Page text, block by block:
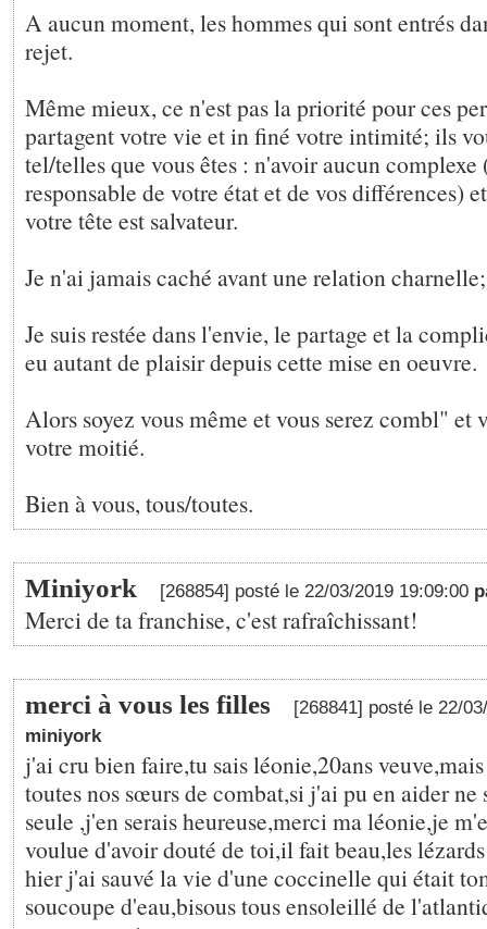
A aucun moment, les hommes qui sont entrés
rejet.
Même mieux, ce n'est pas la priorité pour ces
partagent votre vie et in finé votre intimité; ils
tel/telles que vous êtes : n'avoir aucun complexe
responsable de votre état et de vos différences)
votre tête est salvateur.
Je n'ai jamais caché avant une relation
Je suis restée dans l'envie, le partage et la
eu autant de plaisir depuis cette mise en oeuvre.
Alors soyez vous même et vous serez combl" et
votre moitié.
Bien à vous, tous/toutes.
Miniyork [268854] posté le 22/03/2019 19:09:00
Merci de ta franchise, c'est rafraîchissant!
merci à vous les filles
[268841] posté le 22/
miniyork
j'ai cru bien faire,tu sais léonie,20ans
toutes nos sœurs de combat,si j'ai pu en aider ne
seule ,j'en serais heureuse,merci ma léonie,je
voulue d'avoir douté de toi,il fait beau,les
hier j'ai sauvé la vie d'une coccinelle qui était
soucoupe d'eau,bisous tous ensoleillé de